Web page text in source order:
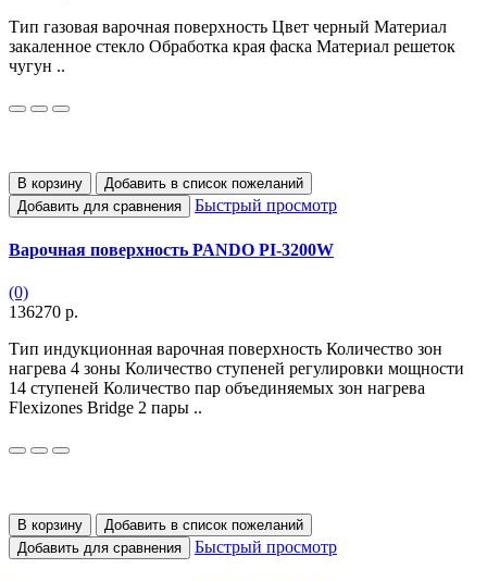
Тип газовая варочная поверхность Цвет черный Материал
закаленное стекло Обработка края фаска Материал решеток
чугун ..
В корзину
Добавить в список пожеланий
Добавить для сравнения
Быстрый просмотр
Варочная поверхность PANDO PI-3200W
(0)
136270 р.
Тип индукционная варочная поверхность Количество зон
нагрева 4 зоны Количество ступеней регулировки мощности
14 ступеней Количество пар объединяемых зон нагрева
Flexizones Bridge 2 пары ..
В корзину
Добавить в список пожеланий
Добавить для сравнения
Быстрый просмотр